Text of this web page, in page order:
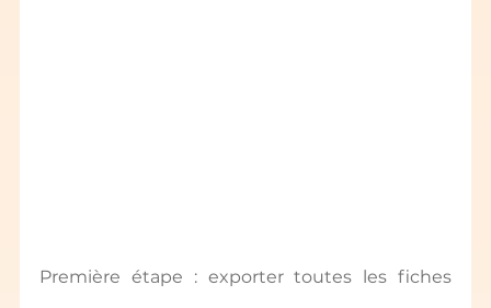
Première étape : exporter toutes les fiches